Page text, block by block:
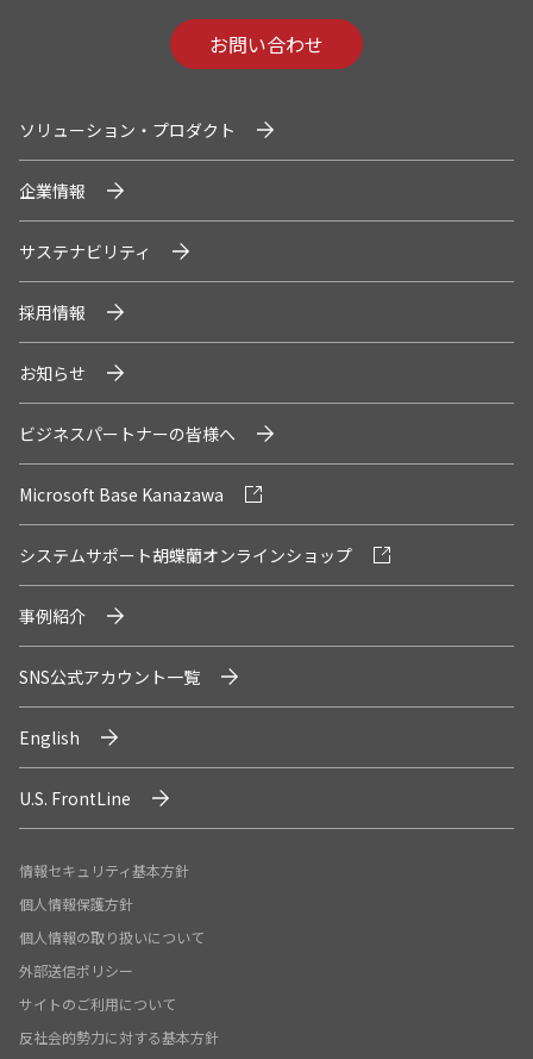
お問い合わせ
ソリューション・プロダクト
企業情報
サステナビリティ
採用情報
お知らせ
ビジネスパートナーの皆様へ
Microsoft Base Kanazawa
システムサポート胡蝶蘭オンラインショップ
事例紹介
SNS公式アカウント一覧
English
U.S. FrontLine
情報セキュリティ基本方針
個人情報保護方針
個人情報の取り扱いについて
外部送信ポリシー
サイトのご利用について
反社会的勢力に対する基本方針